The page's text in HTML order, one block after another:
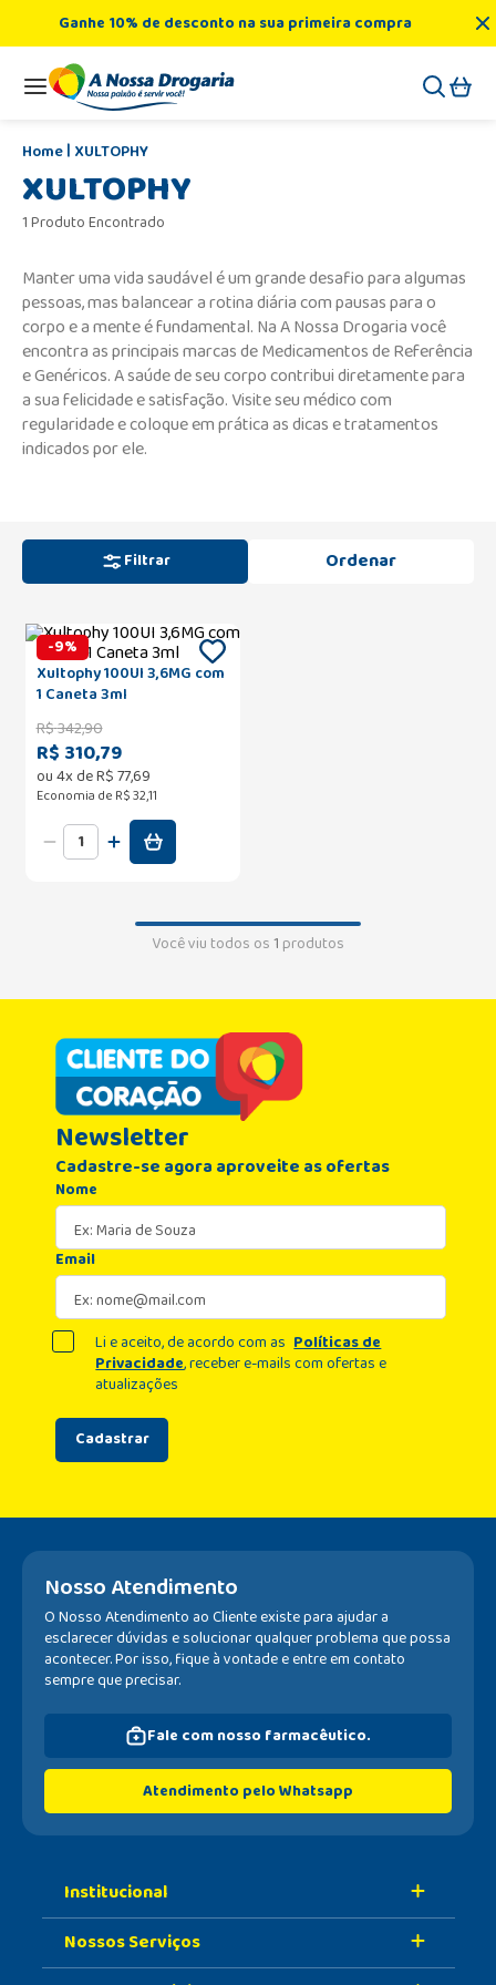
Ganhe 10% de desconto na sua primeira compra
XULTOPHY
XULTOPHY
1 Produto Encontrado
Manter uma vida saudável é um grande desafio para algumas
pessoas, mas balancear a rotina diária com pausas para o
corpo e a mente é fundamental. Na A Nossa Drogaria você
encontra as principais marcas de Medicamentos de Referência
e Genéricos. A saúde de seu corpo contribui diretamente para
a sua felicidade e satisfação. Visite seu médico com
regularidade e coloque em prática as dicas e tratamentos
indicados por ele.
Filtrar
-9%
Xultophy 100UI 3,6MG com
1 Caneta 3ml
R$342,90
R$ 310,79
ou4x deR$77,69
Economia de R$ 32,11
Você viu todos os1produtos
Newsletter
Cadastre-se agora aproveite as ofertas
Nome
Email
Cadastrar
Li e aceito, de acordo com as Políticas de
Privacidade, receber e-mails com ofertas e
atualizações
Nosso Atendimento
O Nosso Atendimento ao Cliente existe para ajudar a
esclarecer dúvidas e solucionar qualquer problema que possa
acontecer. Por isso, fique à vontade e entre em contato
sempre que precisar.
Fale com nosso farmacêutico.
Atendimento pelo Whatsapp
Institucional
Sobre A Nossa Drogaria
Nossos Serviços